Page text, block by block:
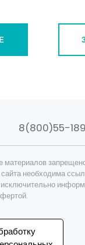
8(800)55-
материалов
необходима
исключительно